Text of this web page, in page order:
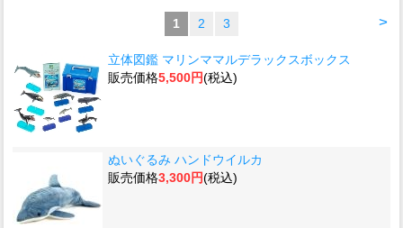
>
1 2 3
立体図鑑 マリンママルデラックスボックス
販売価格5,500円(税込)
ぬいぐるみ ハンドウイルカ
販売価格3,300円(税込)